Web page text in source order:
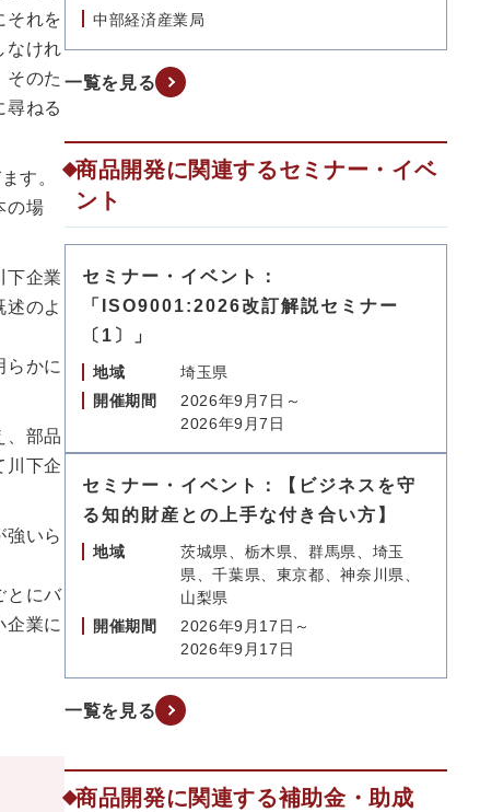
それを
なけれ
そのた
尋ねる
す。
の場
下企業
のよ
らかに
、部品
川下企
強いら
とにバ
企業に
中部経済産業局
一覧を見る
商品開発に関連するセミナー・イベ
ント
セミナー・イベント：
「ISO9001:2026改訂解説セミナー
〔1〕」
地域
埼玉県
開催期間
2026年9月7日～
2026年9月7日
セミナー・イベント：【ビジネスを守
る知的財産との上手な付き合い方】
地域
茨城県、栃木県、群馬県、埼玉
県、千葉県、東京都、神奈川県、
山梨県
開催期間
2026年9月17日～
2026年9月17日
一覧を見る
商品開発に関連する補助金・助成